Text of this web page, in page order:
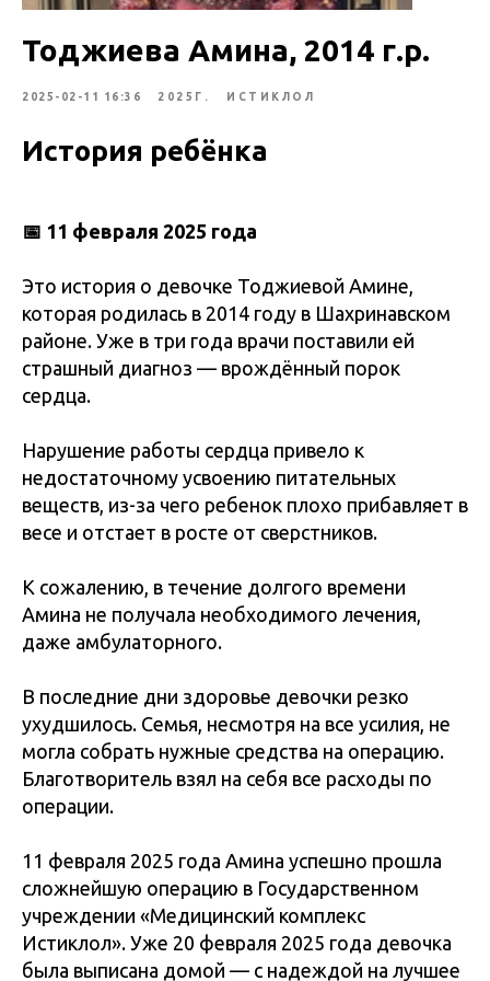
Тоджиева Амина, 2014 г.р.
2025-02-11 16:36 2025Г. ИСТИКЛОЛ
История ребёнка
📅 11 февраля 2025 года
Это история о девочке Тоджиевой Амине,
которая родилась в 2014 году в Шахринавском
районе. Уже в три года врачи поставили ей
страшный диагноз — врождённый порок
сердца.
Нарушение работы сердца привело к
недостаточному усвоению питательных
веществ, из-за чего ребенок плохо прибавляет в
весе и отстает в росте от сверстников.
К сожалению, в течение долгого времени
Амина не получала необходимого лечения,
даже амбулаторного.
В последние дни здоровье девочки резко
ухудшилось. Семья, несмотря на все усилия, не
могла собрать нужные средства на операцию.
Благотворитель взял на себя все расходы по
операции.
11 февраля 2025 года Амина успешно прошла
сложнейшую операцию в Государственном
учреждении «Медицинский комплекс
Истиклол». Уже 20 февраля 2025 года девочка
была выписана домой — с надеждой на лучшее